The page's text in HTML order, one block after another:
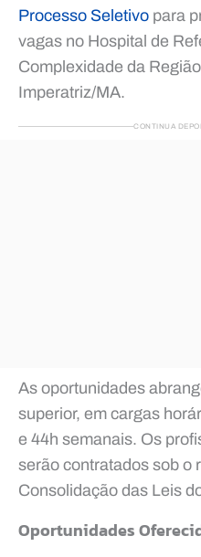
Processo Seletivo para
vagas no Hospital de
Complexidade da
Imperatriz/MA.
CONTINUA
As oportunidades
superior, em cargas
e 44h semanais. Os
serão contratados sob o
Consolidação das Leis
Oportunidades